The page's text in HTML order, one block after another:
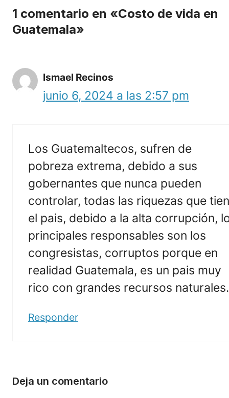
1 comentario en «Costo de vida en
Guatemala»
Ismael Recinos
junio 6, 2024 a las 2:57 pm
Los Guatemaltecos, sufren de
pobreza extrema, debido a sus
gobernantes que nunca pueden
controlar, todas las riquezas que
el pais, debido a la alta corrupción,
principales responsables son los
congresistas, corruptos porque en
realidad Guatemala, es un pais muy
rico con grandes recursos naturales.
Responder
Deja un comentario